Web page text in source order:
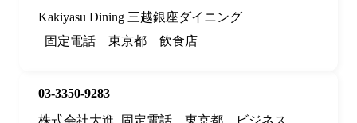
Kakiyasu Dining 三越銀座ダイニング
固定電話
東京都 飲食店
03-3350-9283
株式会社大進
固定電話 東京都 ビジネス